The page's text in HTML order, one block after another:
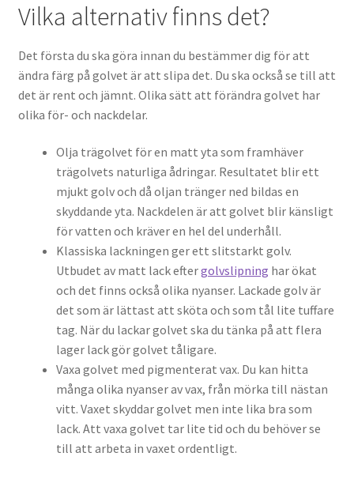
Vilka alternativ finns det?
Det första du ska göra innan du bestämmer dig för att
ändra färg på golvet är att slipa det. Du ska också se till att
det är rent och jämnt. Olika sätt att förändra golvet har
olika för- och nackdelar.
Olja trägolvet för en matt yta som framhäver
trägolvets naturliga ådringar. Resultatet blir ett
mjukt golv och då oljan tränger ned bildas en
skyddande yta. Nackdelen är att golvet blir känsligt
för vatten och kräver en hel del underhåll.
Klassiska lackningen ger ett slitstarkt golv.
Utbudet av matt lack eftergolvslipning har ökat
och det finns också olika nyanser. Lackade golv är
det som är lättast att sköta och som tål lite tuffare
tag. När du lackar golvet ska du tänka på att flera
lager lack gör golvet tåligare.
Vaxa golvet med pigmenterat vax. Du kan hitta
många olika nyanser av vax, från mörka till nästan
vitt. Vaxet skyddar golvet men inte lika bra som
lack. Att vaxa golvet tar lite tid och du behöver se
till att arbeta in vaxet ordentligt.